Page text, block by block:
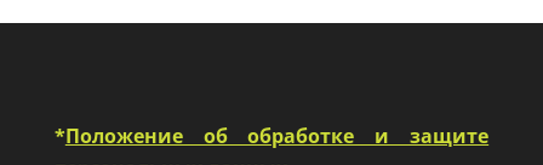
*Положение об обработке и защите